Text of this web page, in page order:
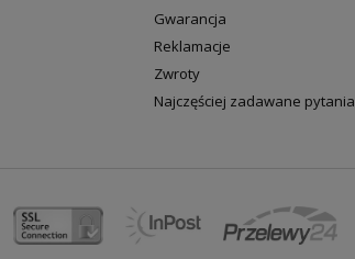
Gwarancja
Reklamacje
Zwroty
Najczęściej zadawane pytania